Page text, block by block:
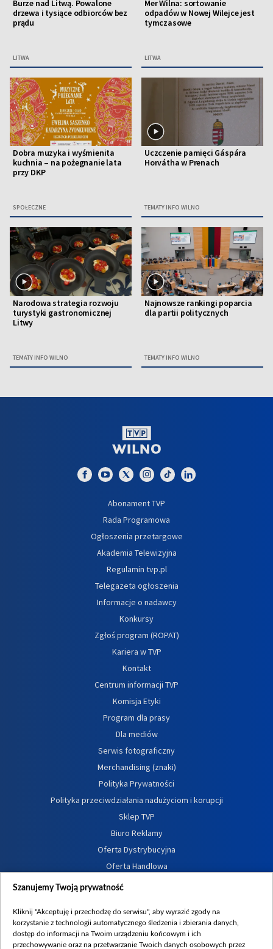
Burze nad Litwą. Powalone
drzewa i tysiące odbiorców bez
prądu
LITWA
Mer Wilna: sortowanie
odpadów w Nowej Wilejce jest
tymczasowe
LITWA
Dobra muzyka i wyśmienita
kuchnia – na pożegnanie lata
przy DKP
SPOŁECZNE
Uczczenie pamięci Gáspára
Horvátha w Prenach
TEMATY INFO WILNO
Narodowa strategia rozwoju
turystyki gastronomicznej
Litwy
TEMATY INFO WILNO
Najnowsze rankingi poparcia
dla partii politycznych
TEMATY INFO WILNO
Abonament TVP
Rada Programowa
Ogłoszenia przetargowe
Akademia Telewizyjna
Regulamin tvp.pl
Telegazeta ogłoszenia
Informacje o nadawcy
Konkursy
Zgłoś program (ROPAT)
Kariera w TVP
Kontakt
Centrum informacji TVP
Komisja Etyki
Program dla prasy
Dla mediów
Serwis fotograficzny
Merchandising (znaki)
Polityka Prywatności
Polityka przeciwdziałania nadużyciom i korupcji
Sklep TVP
Biuro Reklamy
Oferta Dystrybucyjna
Oferta Handlowa
Dostępność
Procedura zgłoszeń wewnętrznych
Szanujemy Twoją prywatność
Kliknij "Akceptuję i przechodzę do serwisu", aby wyrazić zgody na
korzystanie z technologii automatycznego śledzenia i zbierania danych,
dostęp do informacji na Twoim urządzeniu końcowym i ich
przechowywanie oraz na przetwarzanie Twoich danych osobowych przez